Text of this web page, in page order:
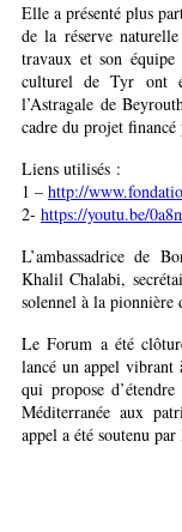
Elle a présenté plus
de la réserve
travaux et son
culturel de Tyr ont
l’Astragale de
cadre du projet
Liens utilisés :
1 – http://
2- https://youtu.be/
L’ambassadrice de
Khalil Chalabi,
solennel à la
Le Forum a été
lancé un appel vibrant
qui propose
Méditerranée aux
appel a été soutenu